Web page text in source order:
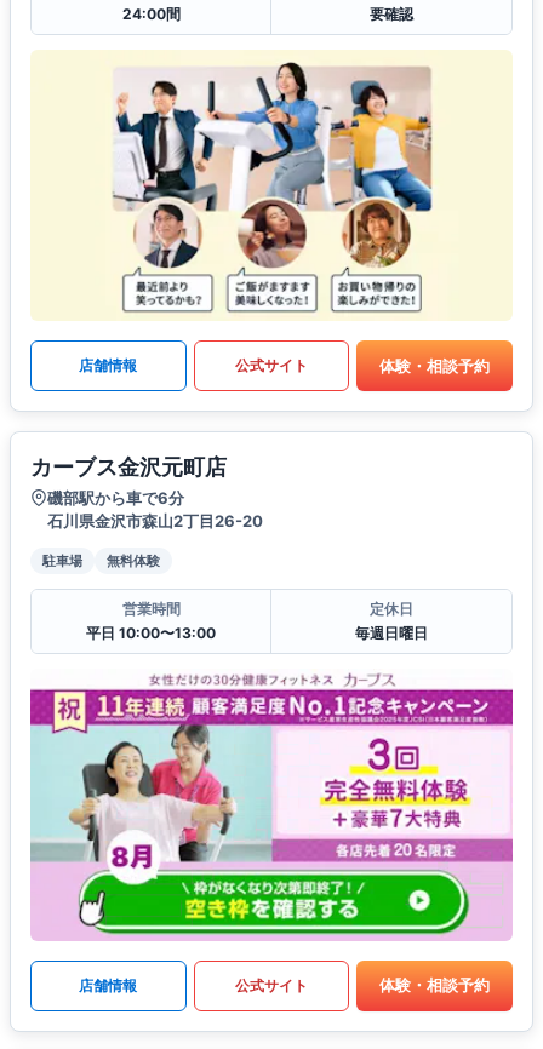
24:00間
要確認
店舗情報 公式サイト 体験・相談予約
カーブス金沢元町店
磯部駅から車で6分
石川県金沢市森山2丁目26-20
駐車場 無料体験
営業時間
平日 10:00〜13:00
定休日
毎週日曜日
店舗情報 公式サイト 体験・相談予約